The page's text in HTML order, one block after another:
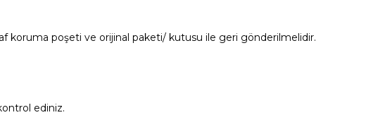
koruma poşeti ve orijinal paketi/ kutusu ile geri gönderilmelidir.
ediniz.